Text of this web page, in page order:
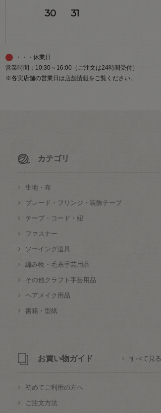
30 31
・・・休業日
営業時間：10:30～16:00（ご注文は24時間受付）
※各実店舗の営業日は店舗情報をご覧ください。
カテゴリ
生地・布
ブレード・フリンジ・装飾テープ
テープ・コード・紐
ファスナー
ソーイング道具
編み物・毛糸手芸用品
その他クラフト手芸用品
ヘアメイク用品
書籍・型紙
お買い物ガイド すべて見る
初めてご利用の方へ
ご注文方法